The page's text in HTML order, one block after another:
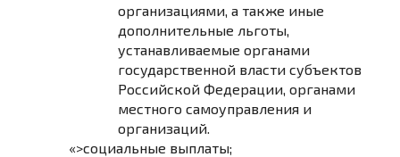
организациями, а также иные
дополнительные льготы,
устанавливаемые органами
государственной власти субъектов
Российской Федерации, органами
местного самоуправления и
организаций.
«>социальные выплаты;